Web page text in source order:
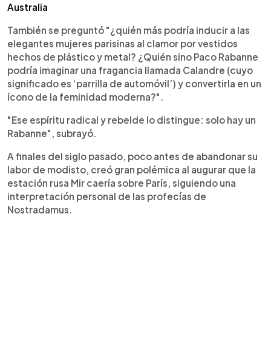
Australia
También se preguntó "¿quién más podría inducir a las
elegantes mujeres parisinas al clamor por vestidos
hechos de plástico y metal? ¿Quién sino Paco Rabanne
podría imaginar una fragancia llamada Calandre (cuyo
significado es ‘parrilla de automóvil’) y convertirla en un
ícono de la feminidad moderna?".
"Ese espíritu radical y rebelde lo distingue: solo hay un
Rabanne", subrayó.
A finales del siglo pasado, poco antes de abandonar su
labor de modisto, creó gran polémica al augurar que la
estación rusa Mir caería sobre París, siguiendo una
interpretación personal de las profecías de
Nostradamus.